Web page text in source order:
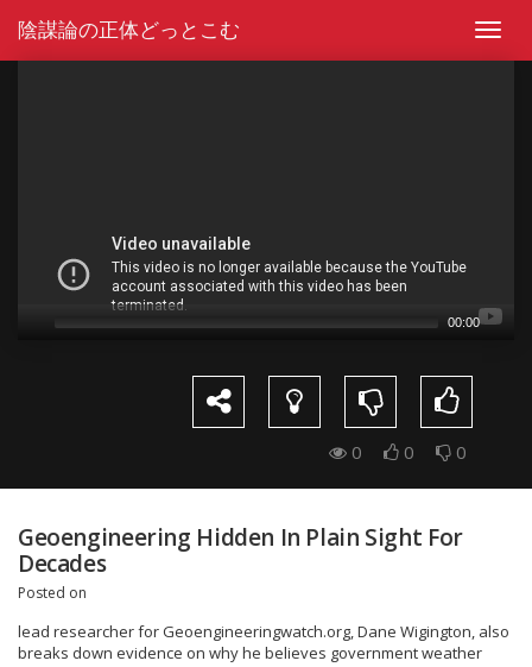
陰謀論の正体どっとこむ
00:00
0 0 0
Geoengineering Hidden In Plain Sight For
Decades
Posted on
lead researcher for Geoengineeringwatch.org, Dane Wigington, also
breaks down evidence on why he believes government weather